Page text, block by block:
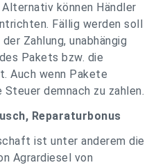
können Händler
Fällig werden soll
Zahlung, unabhängig
Pakets bzw. die
Auch wenn Pakete
demnach zu zahlen.
Reparaturbonus
ist unter anderem die
Agrardiesel von